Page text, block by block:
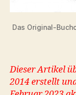
Das Original-
Dieser Artikel
2014 erstellt